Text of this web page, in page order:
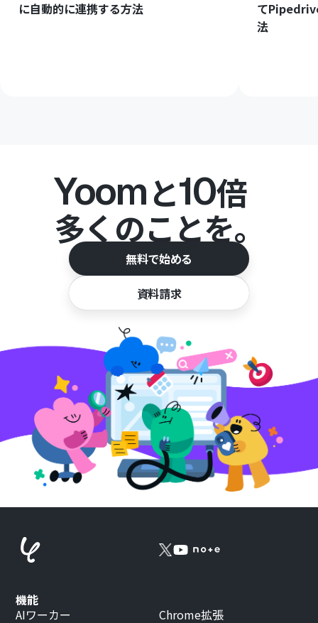
に自動的に連携する方法
て
法
Yoomと10倍
多くのことを。
無料で始める
資料請求
機能
AIワーカー
Chrome拡張